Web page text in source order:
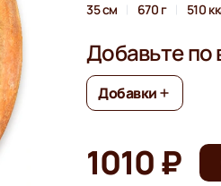
35 см 670 г 510
Добавьте по
Добавки
1010 ₽